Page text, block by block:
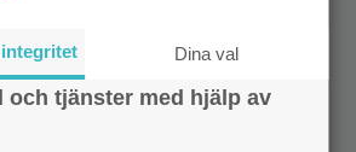
Dina val
och tjänster med hjälp av